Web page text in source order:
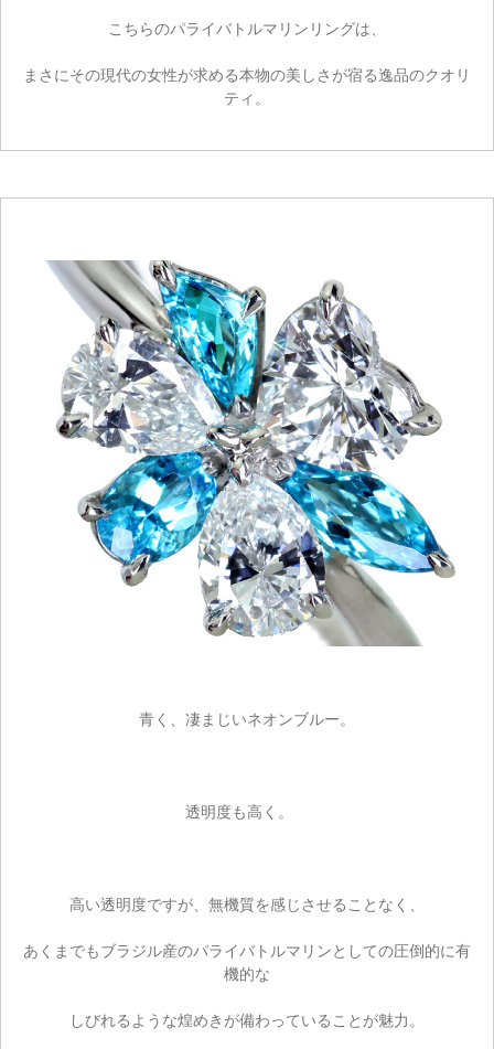
こちらのパライバトルマリンリングは、
まさにその現代の女性が求める本物の美しさが宿る逸品のクオリ
ティ。
青く、凄まじいネオンブルー。
透明度も高く。
高い透明度ですが、無機質を感じさせることなく、
あくまでもブラジル産のパライバトルマリンとしての圧倒的に有
機的な
しびれるような煌めきが備わっていることが魅力。